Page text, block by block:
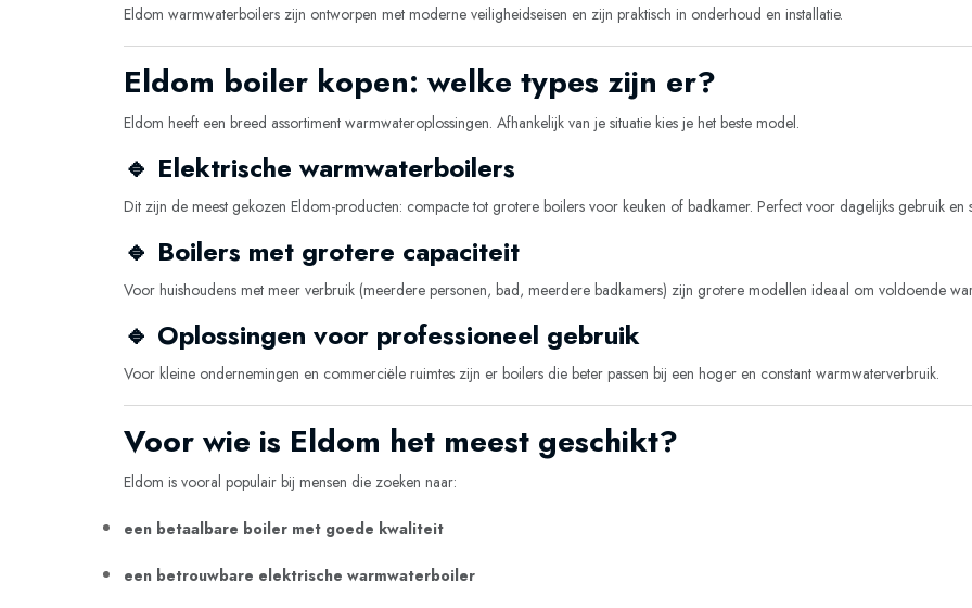
Eldom warmwaterboilers zijn ontworpen met moderne veiligheidseisen en zijn praktisch in onderhoud en installatie.
Eldom boiler kopen: welke types zijn er?
Eldom heeft een breed assortiment warmwateroplossingen. Afhankelijk van je situatie kies je het beste model.
🔹 Elektrische warmwaterboilers
Dit zijn de meest gekozen Eldom-producten: compacte tot grotere boilers voor keuken of badkamer. Perfect voor dagelijks gebruik en
🔹 Boilers met grotere capaciteit
Voor huishoudens met meer verbruik (meerdere personen, bad, meerdere badkamers) zijn grotere modellen ideaal om voldoende
🔹 Oplossingen voor professioneel gebruik
Voor kleine ondernemingen en commerciële ruimtes zijn er boilers die beter passen bij een hoger en constant warmwaterverbruik.
Voor wie is Eldom het meest geschikt?
Eldom is vooral populair bij mensen die zoeken naar:
een betaalbare boiler met goede kwaliteit
een betrouwbare elektrische warmwaterboiler